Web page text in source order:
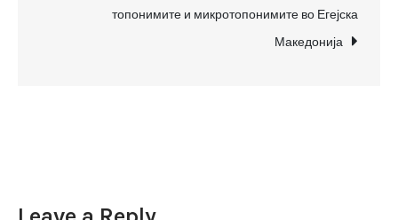
поддршка.
Истовремено…
топонимите и микротопонимите во Егејска
Македонија